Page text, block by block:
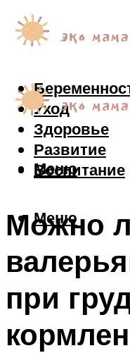
Уход
Здоровье
Развитие
Воспитание
Меню
Меню
Можно
при